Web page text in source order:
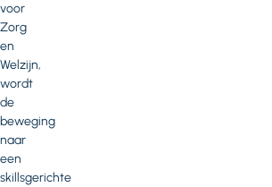
voor
Zorg
en
Welzijn,
wordt
de
beweging
naar
een
skillsgerichte